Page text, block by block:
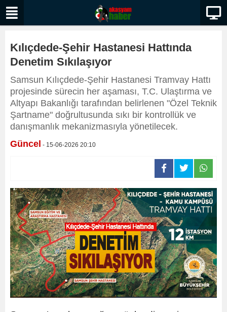
Kılıçdede-Şehir Hastanesi Hattında
Denetim Sıkılaşıyor
Samsun Kılıçdede-Şehir Hastanesi Tramvay Hattı
projesinde sürecin her aşaması, T.C. Ulaştırma ve
Altyapı Bakanlığı tarafından belirlenen "Özel Teknik
Şartname" doğrultusunda sıkı bir kontrollük ve
danışmanlık mekanizmasıyla yönetilecek.
Güncel - 15-06-2026 20:10